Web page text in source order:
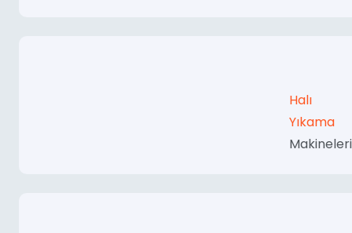
Halı
Yıkama
Makineleri